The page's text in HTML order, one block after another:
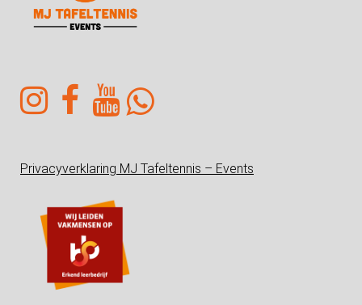
Privacyverklaring MJ Tafeltennis – Events